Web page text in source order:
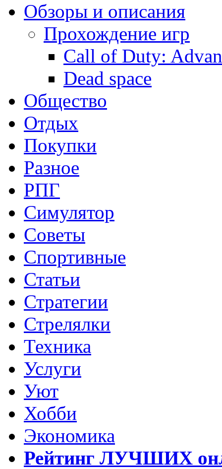
Обзоры и описания
Прохождение игр
Call of Duty:
Dead space
Общество
Отдых
Покупки
Разное
РПГ
Симулятор
Советы
Спортивные
Статьи
Стратегии
Стрелялки
Техника
Услуги
Уют
Хобби
Экономика
Рейтинг ЛУЧШИХ